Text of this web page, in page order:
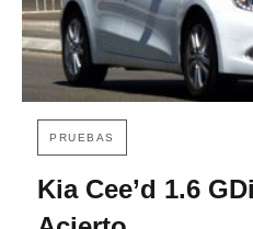
PRUEBAS
Kia Cee’d 1.6